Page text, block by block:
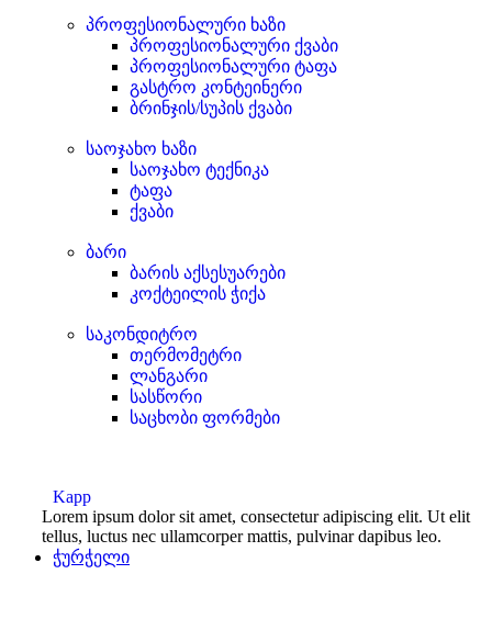
პროფესიონალური ხაზი
პროფესიონალური ქვაბი
პროფესიონალური ტაფა
გასტრო კონტეინერი
ბრინჯის/სუპის ქვაბი
საოჯახო ხაზი
საოჯახო ტექნიკა
ტაფა
ქვაბი
ბარი
ბარის აქსესუარები
კოქტეილის ჭიქა
საკონდიტრო
თერმომეტრი
ლანგარი
სასწორი
საცხობი ფორმები
Kapp
Lorem ipsum dolor sit amet, consectetur adipiscing elit. Ut elit
tellus, luctus nec ullamcorper mattis, pulvinar dapibus leo.
ჭურჭელი